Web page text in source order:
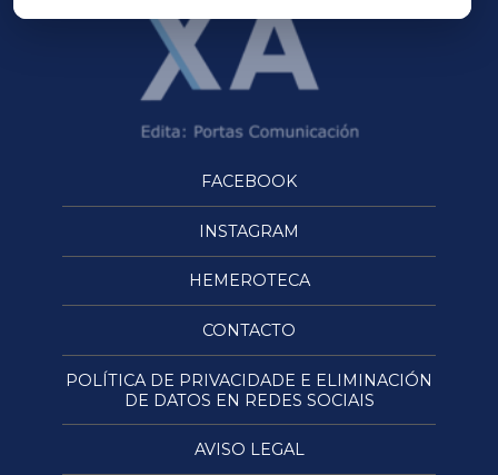
FACEBOOK
INSTAGRAM
HEMEROTECA
CONTACTO
POLÍTICA DE PRIVACIDADE E ELIMINACIÓN
DE DATOS EN REDES SOCIAIS
AVISO LEGAL